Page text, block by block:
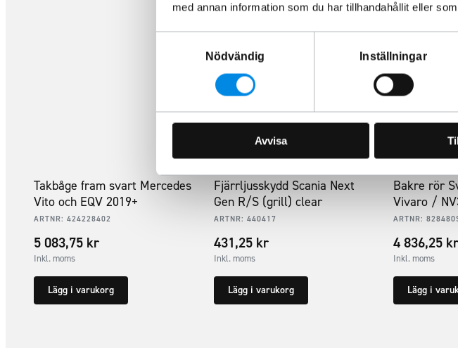
med annan information som du har tillhandahållit eller
Nödvändig
Inställningar
Avvisa
Takbåge fram svart Mercedes
Vito och EQV 2019+
ARTNR: 424228402
5 083,75 kr
Inkl. moms
Lägg i varukorg
Fjärrljusskydd Scania Next
Gen R/S (grill) clear
ARTNR: 440417
431,25 kr
Inkl. moms
Lägg i varukorg
Bakre rör
Vivaro /
ARTNR:
4 836,25 kr
Inkl. moms
Lägg i